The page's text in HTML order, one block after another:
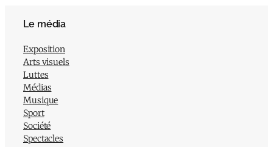
Le média
Exposition
Arts visuels
Luttes
Médias
Musique
Sport
Société
Spectacles